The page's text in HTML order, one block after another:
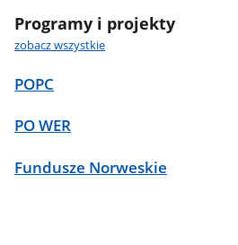
Programy i projekty
zobacz wszystkie
POPC
PO WER
Fundusze Norweskie